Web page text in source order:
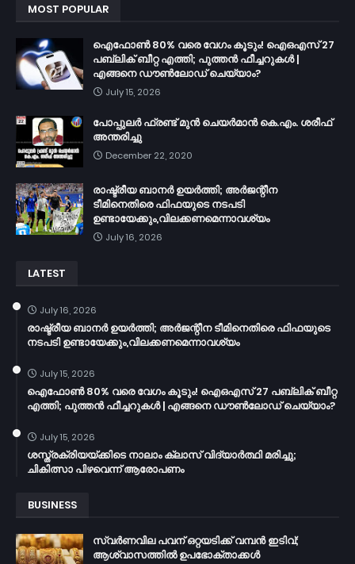
MOST POPULAR
ഐഫോൺ 80% വരെ വേഗം കൂടും! ഐഒഎസ് 27
പബ്ലിക് ബീറ്റ എത്തി; പുത്തൻ ഫീച്ചറുകൾ |
എങ്ങനെ ഡൗൺലോഡ് ചെയ്യാം?
July 15, 2026
പോപ്പുലർ ഫ്രണ്ട്​ മുൻ ചെയർമാൻ കെ.എം. ശരീഫ്​
അന്തരിച്ചു
December 22, 2020
രാഷ്ട്രീയ ബാനർ ഉയർത്തി; അർജന്റീന
ടീമിനെതിരെ ഫിഫയുടെ നടപടി
ഉണ്ടായേക്കും,വിലക്കണമെന്നാവശ്യം
July 16, 2026
LATEST
July 16, 2026
രാഷ്ട്രീയ ബാനർ ഉയർത്തി; അർജന്റീന ടീമിനെതിരെ ഫിഫയുടെ
നടപടി ഉണ്ടായേക്കും,വിലക്കണമെന്നാവശ്യം
July 15, 2026
ഐഫോൺ 80% വരെ വേഗം കൂടും! ഐഒഎസ് 27 പബ്ലിക് ബീറ്റ
എത്തി; പുത്തൻ ഫീച്ചറുകൾ | എങ്ങനെ ഡൗൺലോഡ് ചെയ്യാം?
July 15, 2026
ശസ്ത്രക്രിയയ്ക്കിടെ നാലാം ക്ലാസ് വിദ്യാർത്ഥി മരിച്ചു;
ചികിത്സാ പിഴവെന്ന് ആരോപണം
BUSINESS
സ്വർണവില പവന് ഒറ്റയടിക്ക് വമ്പൻ ഇടിവ്;
ആശ്വാസത്തിൽ ഉപഭോക്താക്കൾ